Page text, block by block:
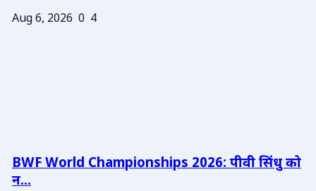
Aug 6, 2026 0 4
BWF World Championships 2026: पीवी सिंधु को
न...